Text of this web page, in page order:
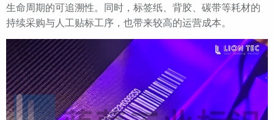
生命周期的可追溯性。同时，标签纸、背胶、碳带等耗材的
持续采购与人工贴标工序，也带来较高的运营成本。